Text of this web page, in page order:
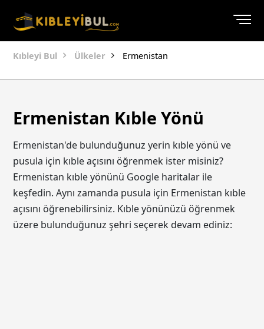
Kıbleyi Bul Ülkeler Ermenistan
Ermenistan Kıble Yönü
Ermenistan'de bulunduğunuz yerin kıble yönü ve
pusula için kıble açısını öğrenmek ister misiniz?
Ermenistan kıble yönünü Google haritalar ile
keşfedin. Aynı zamanda pusula için Ermenistan kıble
açısını öğrenebilirsiniz. Kıble yönünüzü öğrenmek
üzere bulunduğunuz şehri seçerek devam ediniz: